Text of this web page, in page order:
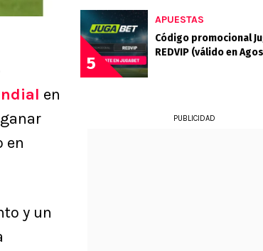
en
en
y un
5
APUESTAS
Código promocional
REDVIP (válido en
PUBLICIDAD